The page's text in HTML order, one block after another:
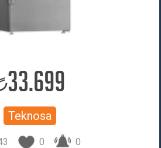
33.699
Teknosa
0 0